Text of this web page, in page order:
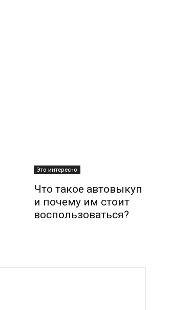
Это интересно
Что такое автовыкуп
и почему им стоит
воспользоваться?